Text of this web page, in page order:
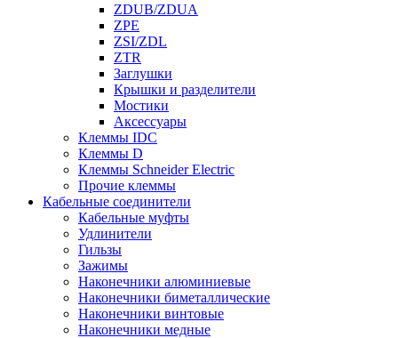
ZDUB/ZDUA
ZPE
ZSI/ZDL
ZTR
Заглушки
Крышки и разделители
Мостики
Аксессуары
Клеммы IDC
Клеммы D
Клеммы Schneider Electric
Прочие клеммы
Кабельные соединители
Кабельные муфты
Удлинители
Гильзы
Зажимы
Наконечники алюминиевые
Наконечники биметаллические
Наконечники винтовые
Наконечники медные